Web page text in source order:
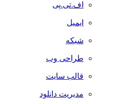
اف.تی.پی
ایمیل
شبکه
طراحی وب
قالب سایت
مدیریت دانلود